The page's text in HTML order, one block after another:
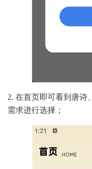
2. 在首页即可看到唐诗
需求进行选择；